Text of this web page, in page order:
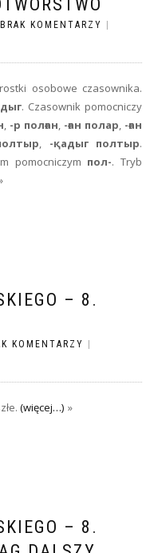
BRAK KOMENTARZY
osobowe czasownika.
. Czasownik pomocniczy
, -р полған, -ған полар, -ған
, -қадыг полтыр.
pomocniczym пол-. Tryb
– 8.
KOMENTARZY
(więcej…)
– 8.